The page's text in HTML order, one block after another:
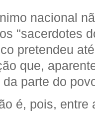
nacional
"sacerdotes
pretendeu
que,
parte do
é, pois,